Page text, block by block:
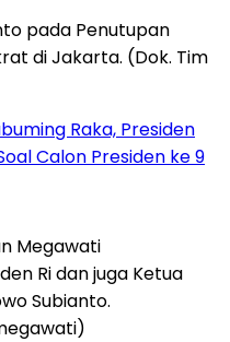
Raka, Presiden
Calon Presiden ke 9